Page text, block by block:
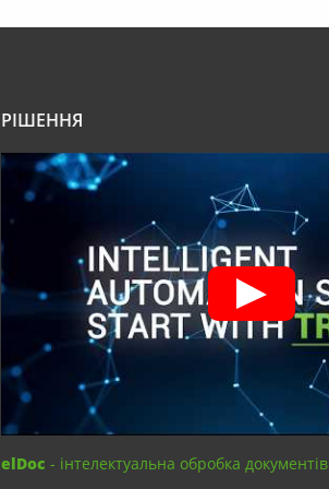
РІШЕННЯ
elDoc - інтелектуальна обробка документів